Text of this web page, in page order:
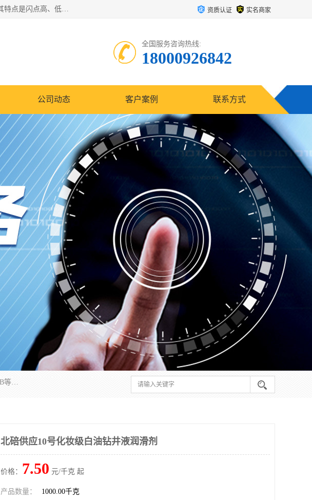
航空煤油（Jet Fuel）是专门为喷气式航空发动机设计的高纯度燃料，主要分为Jet A、Jet A-1和Jet B等类型。其特点是闪点高、低温流动性好，并添加了抗静电剂和抗氧化剂以确保飞行安全。航空煤油需 资质认证 实名商家
全国服务咨询热线:
18000926842
公司动态 客户案例 联系方式
航空煤油（Jet Fuel）是专门为喷气式航空发动机设计的高纯度燃料，主要分为Jet A、Jet A-1和Jet B等类型。其特点是闪点高、低温流动性好，并添加了抗静电剂和抗氧化剂以确保飞行安全。航空煤油需
北碚供应10号化妆级白油钻井液润滑剂
价格： 7.50 元/千克 起
产品数量： 1000.00千克